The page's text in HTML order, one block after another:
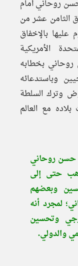
روحاني أمام
الثامن عشر من
عليها بالإخفاق
الأمريكية
روحاني بخطابه
وباستدعائه
وترك السلطة
مع العالم
2013 و2017 حقق حسن روحاني
حتى إلى
وبعضهم
لمجرد أنه
وتحسين
والدولي.